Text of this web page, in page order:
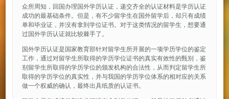
众所周知，回国办理国外学历认证，递交齐全的认证材料是学历认证
成功的最基础条件。但是，有不少留学生在国外留学后，却只有成绩
单和毕业证，并没有拿到学位证书。对于这类情况的留学生，想要通
过国外学历认证就比较棘手了。
国外学历认证是国家教育部针对留学生所开展的一项学历学位的鉴定
工作，通过对留学生所取得的学历学位证书的真实有效性的甄别，鉴
别留学生所取得的学历学位的颁发机构的合法性，从而判定留学生所
取得的学历学位的真实性，并与我国的学历学位体系的相对应的关系
做一个权威的确认，最终出具纸质的认证书。